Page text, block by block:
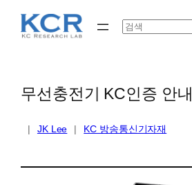
Search
무선충전기 KC인증 안내
| JK Lee | KC 방송통신기자재